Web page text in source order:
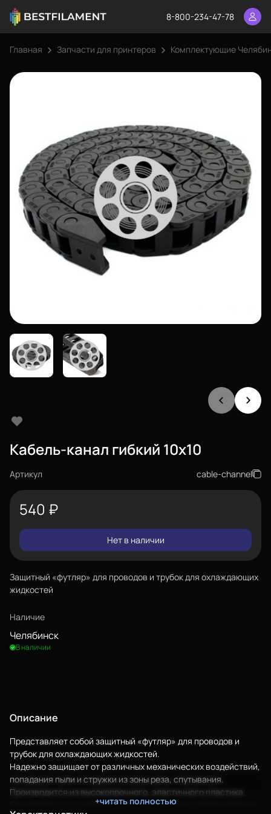
8-800-234-47-78
Главная Запчасти для принтеров Комплектующие
Кабель-канал гибкий 10x10
Артикул cable-channel
540 ₽
Нет в наличии
Защитный «футляр» для проводов и трубок для охлаждающих
жидкостей
Наличие
Челябинск
В наличии
Описание
Представляет собой защитный «футляр» для проводов и
трубок для охлаждающих жидкостей.
Надежно защищает от различных механических воздействий,
попадания пыли и стружки из зоны реза, спутывания.
Производится из высокопрочного, эластичного пластика.
Применяется в подвижных частях различного оборудования
+читать полностью
Еще
Войти
О нас